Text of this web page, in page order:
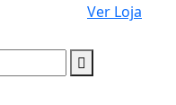
Ver Loja